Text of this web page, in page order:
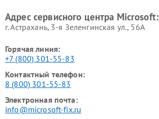
Адрес сервисного центра Microsoft:
г. Астрахань, 3-я Зеленгинская ул., 56А
Горячая линия:
+7 (800) 301-55-83
Контактный телефон:
8 (800) 301-55-83
Электронная почта:
info@microsoft-fix.ru